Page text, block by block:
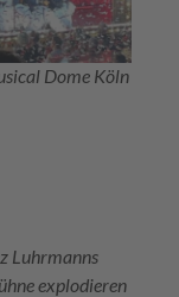
Dome Köln
Luhrmanns
explodieren